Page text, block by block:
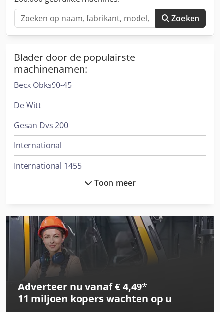
vinden in het bijgevoegde PDF-bestand.
Zoeken
Blader door de populairste
machinenamen:
Becx Obks90-45
De Witt
Gesan Dvs 200
International
International 1455
International 433
International 453
International 533
International 553
International 554
Toon meer
Adverteer nu vanaf € 4,49*
11 miljoen koperswachten op u